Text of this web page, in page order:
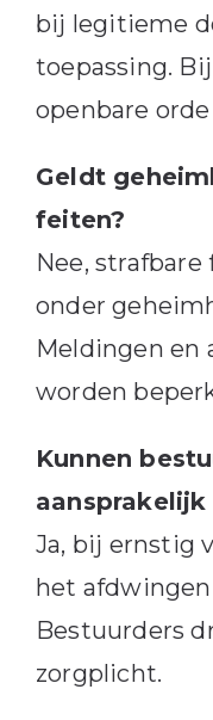
bij legitieme
toepassing.
openbare
Geldt
feiten?
Nee,
onder
Meldingen en
worden
Kunnen
aansprakelijk
Ja, bij ernstig
het
Bestuurders
zorgplicht.